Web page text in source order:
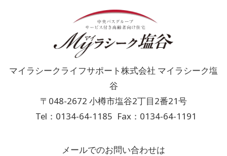
マイラシークライフサポート株式会社 マイラシーク塩
谷
〒048-2672 小樽市塩谷2丁目2番21号
Tel：0134-64-1185 Fax：0134-64-1191
メールでのお問い合わせは